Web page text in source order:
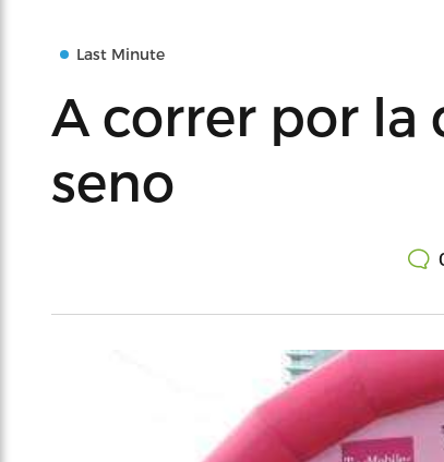
Last Minute
A correr por la
seno